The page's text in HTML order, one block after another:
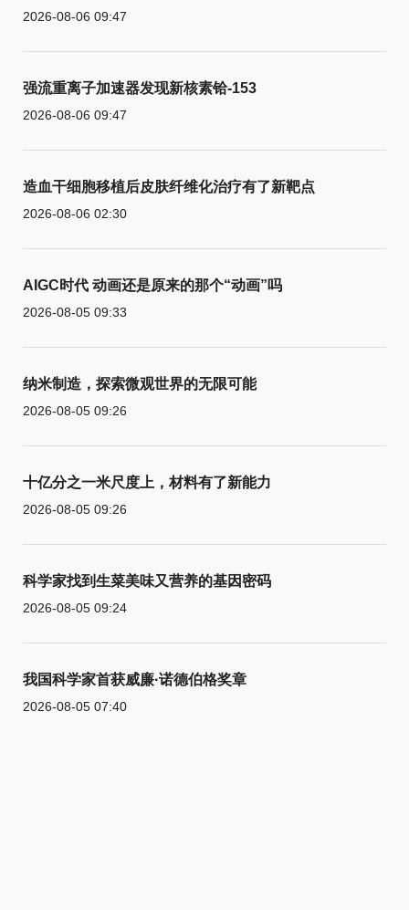
2026-08-06 09:47
强流重离子加速器发现新核素铪-153
2026-08-06 09:47
造血干细胞移植后皮肤纤维化治疗有了新靶点
2026-08-06 02:30
AIGC时代 动画还是原来的那个“动画”吗
2026-08-05 09:33
纳米制造，探索微观世界的无限可能
2026-08-05 09:26
十亿分之一米尺度上，材料有了新能力
2026-08-05 09:26
科学家找到生菜美味又营养的基因密码
2026-08-05 09:24
我国科学家首获威廉·诺德伯格奖章
2026-08-05 07:40